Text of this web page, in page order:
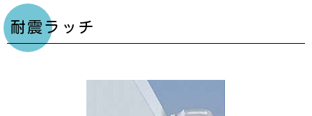
耐震ラッチ